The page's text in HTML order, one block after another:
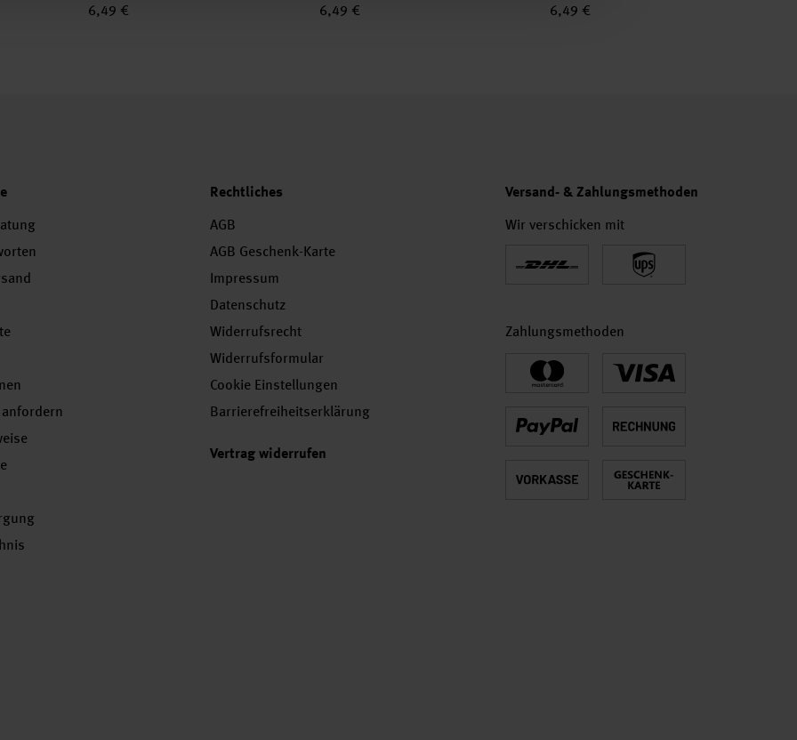
6,49 € 6,49 € 6,49 €
Rechtliches
AGB
AGB Geschenk-Karte
Impressum
Datenschutz
Widerrufsrecht
Widerrufsformular
Cookie Einstellungen
Barrierefreiheitserklärung
Vertrag widerrufen
Versand- & Zahlungsmethoden
Wir verschicken mit
Zahlungsmethoden